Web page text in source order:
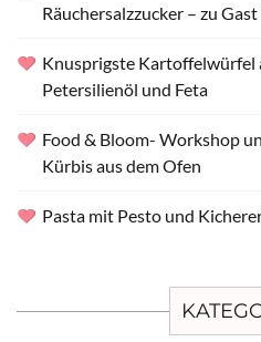
Räuchersalzzucker – zu
Knusprigste Kartoffelwürfel
Petersilienöl und Feta
Food & Bloom- Workshop
Kürbis aus dem Ofen
Pasta mit Pesto und